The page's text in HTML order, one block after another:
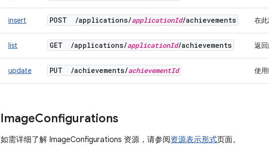
insert POST /applications/applicationId/achievements 在此
list GET /applications/applicationId/achievements 返回
update PUT /achievements/achievementId 使
ImageConfigurations
如需详细了解 ImageConfigurations 资源，请参阅资源表示形式页面。